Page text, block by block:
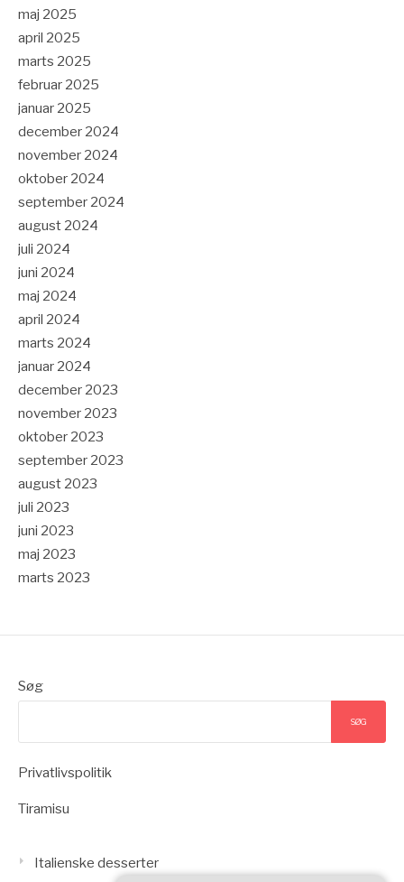
maj 2025
april 2025
marts 2025
februar 2025
januar 2025
december 2024
november 2024
oktober 2024
september 2024
august 2024
juli 2024
juni 2024
maj 2024
april 2024
marts 2024
januar 2024
december 2023
november 2023
oktober 2023
september 2023
august 2023
juli 2023
juni 2023
maj 2023
marts 2023
Søg
SØG
Privatlivspolitik
Tiramisu
Italienske desserter